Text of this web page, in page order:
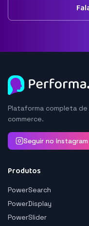
Plataforma completa
commerce.
Seguir no Instagram
Produtos
PowerSearch
PowerDisplay
PowerSlider